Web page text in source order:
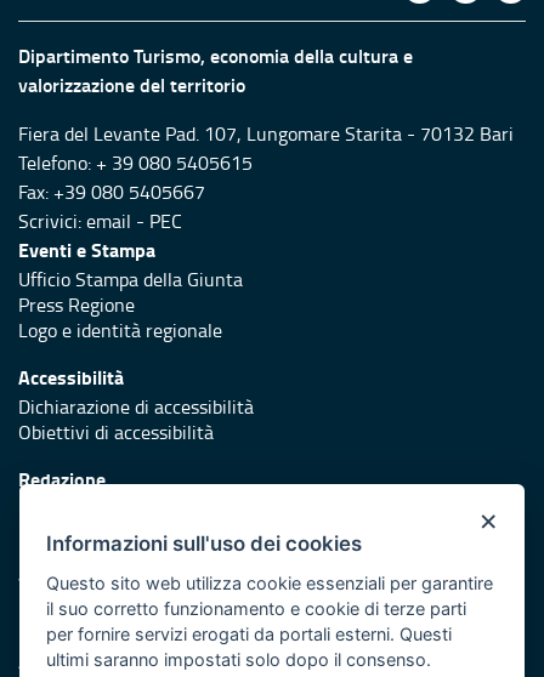
Dipartimento Turismo, economia della cultura e
valorizzazione del territorio
Fiera del Levante Pad. 107, Lungomare Starita - 70132 Bari
Telefono: + 39 080 5405615
Fax: +39 080 5405667
Scrivici:email - PEC
Eventi e Stampa
Ufficio Stampa della Giunta
Press Regione
Logo e identità regionale
Accessibilità
Dichiarazione di accessibilità
Obiettivi di accessibilità
Redazione
Protezione civile
Vai al sito di Protezione Civile Puglia
Iniziativa finanziata con risorse del POR Puglia 2014/2020 -
Asse XI
×
Informazioni sull'uso dei cookies
Questo sito web utilizza cookie essenziali per garantire
il suo corretto funzionamento e cookie di terze parti
per fornire servizi erogati da portali esterni. Questi
ultimi saranno impostati solo dopo il consenso.